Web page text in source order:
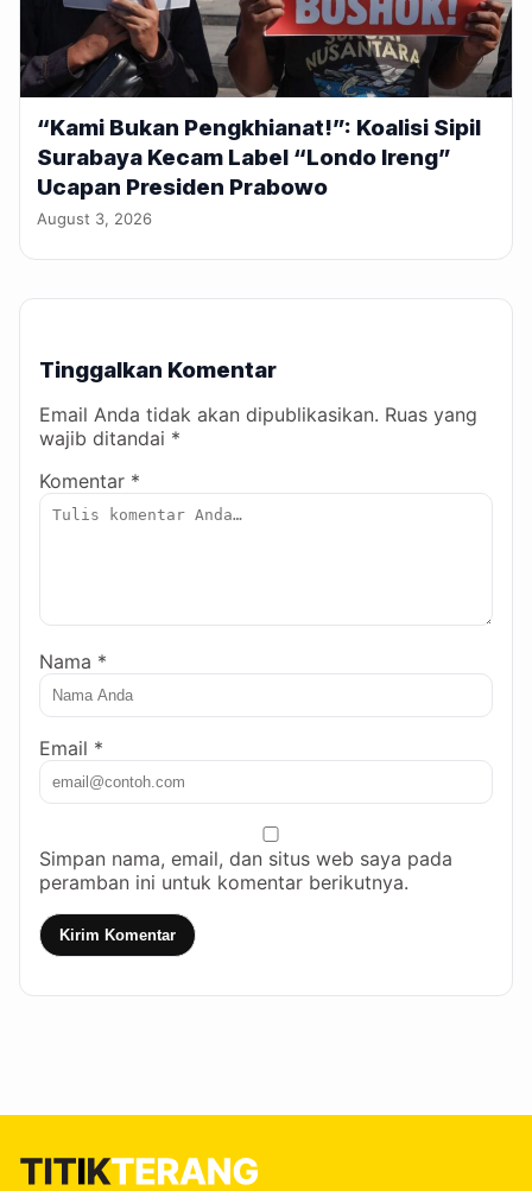
“Kami Bukan Pengkhianat!”: Koalisi Sipil
Surabaya Kecam Label “Londo Ireng”
Ucapan Presiden Prabowo
August 3, 2026
Tinggalkan Komentar
Email Anda tidak akan dipublikasikan. Ruas yang
wajib ditandai *
Komentar *
Nama *
Email *
Simpan nama, email, dan situs web saya pada
peramban ini untuk komentar berikutnya.
Kirim Komentar